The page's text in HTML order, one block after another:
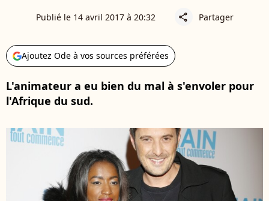
Publié le 14 avril 2017 à 20:32 share Partager
Ajoutez Ode à vos sources préférées
L'animateur a eu bien du mal à s'envoler pour
l'Afrique du sud.